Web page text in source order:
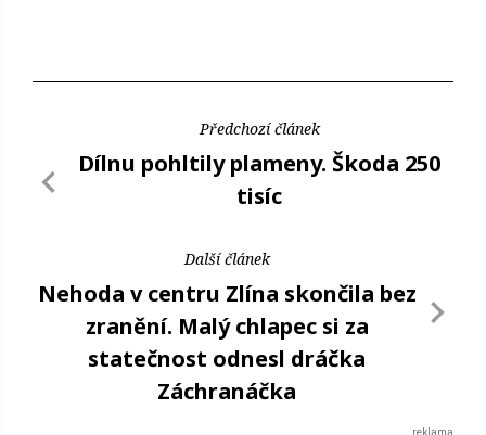
Předchozí článek
Dílnu pohltily plameny. Škoda 250
tisíc
Další článek
Nehoda v centru Zlína skončila bez
zranění. Malý chlapec si za
statečnost odnesl dráčka
Záchranáčka